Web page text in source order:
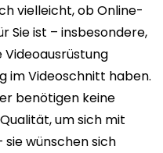
vielleicht, ob Online-
Sie ist – insbesondere,
Videoausrüstung
im Videoschnitt haben.
benötigen keine
um sich mit
sie wünschen sich